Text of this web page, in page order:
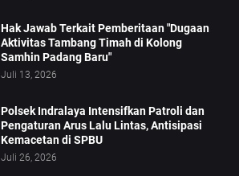
Hak Jawab Terkait Pemberitaan "Dugaan
Aktivitas Tambang Timah di Kolong
Samhin Padang Baru"
Juli 13, 2026
Polsek Indralaya Intensifkan Patroli dan
Pengaturan Arus Lalu Lintas, Antisipasi
Kemacetan di SPBU
Juli 26, 2026